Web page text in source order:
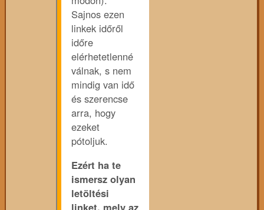
Sajnos ezen
linkek időről
időre
elérhetetlenné
válnak, s nem
mindig van idő
és szerencse
arra, hogy
ezeket
pótoljuk.
Ezért ha te
ismersz olyan
letöltési
linket, mely az